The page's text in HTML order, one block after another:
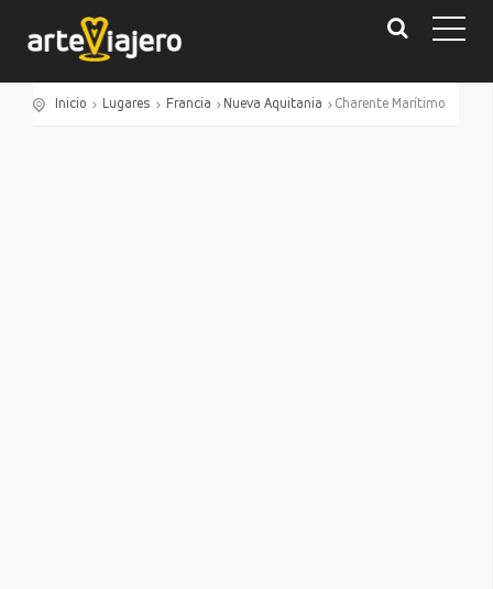
Inicio Lugares Francia Nueva Aquitania Charente Marítimo